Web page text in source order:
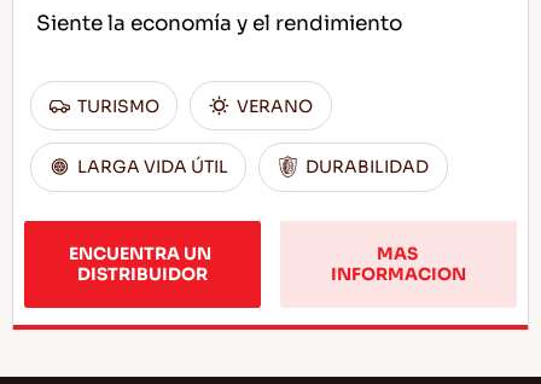
Siente la economía y el rendimiento
TURISMO VERANO
LARGA VIDA ÚTIL DURABILIDAD
ENCUENTRA UN
DISTRIBUIDOR
MAS
INFORMACION